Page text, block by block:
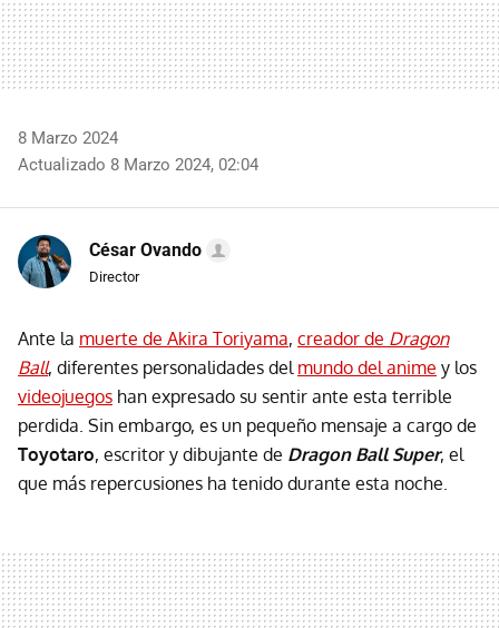
8 Marzo 2024
Actualizado 8 Marzo 2024, 02:04
César Ovando
Director
Ante la muerte de Akira Toriyama, creador de Dragon
Ball, diferentes personalidades del mundo del anime y los
videojuegos han expresado su sentir ante esta terrible
perdida. Sin embargo, es un pequeño mensaje a cargo de
Toyotaro, escritor y dibujante de Dragon Ball Super, el
que más repercusiones ha tenido durante esta noche.